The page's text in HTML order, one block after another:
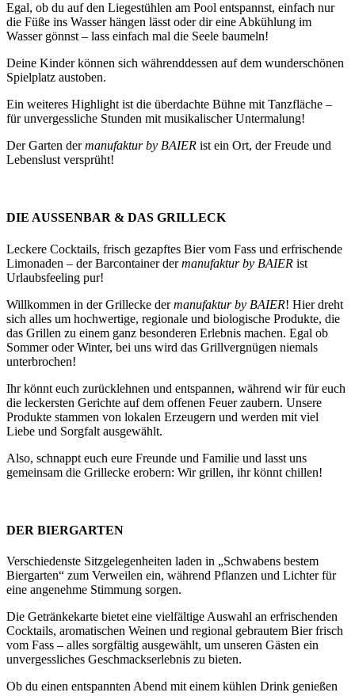
Egal, ob du auf den Liegestühlen am Pool entspannst, einfach nur
die Füße ins Wasser hängen lässt oder dir eine Abkühlung im
Wasser gönnst – lass einfach mal die Seele baumeln!
Deine Kinder können sich währenddessen auf dem wunderschönen
Spielplatz austoben.
Ein weiteres Highlight ist die überdachte Bühne mit Tanzfläche –
für unvergessliche Stunden mit musikalischer Untermalung!
Der Garten dermanufaktur by BAIER ist ein Ort, der Freude und
Lebenslust versprüht!
DIE AUSSENBAR & DAS GRILLECK
Leckere Cocktails, frisch gezapftes Bier vom Fass und erfrischende
Limonaden – der Barcontainer dermanufaktur by BAIER ist
Urlaubsfeeling pur!
Willkommen in der Grillecke dermanufaktur by BAIER! Hier dreht
sich alles um hochwertige, regionale und biologische Produkte, die
das Grillen zu einem ganz besonderen Erlebnis machen. Egal ob
Sommer oder Winter, bei uns wird das Grillvergnügen niemals
unterbrochen!
Ihr könnt euch zurücklehnen und entspannen, während wir für euch
die leckersten Gerichte auf dem offenen Feuer zaubern. Unsere
Produkte stammen von lokalen Erzeugern und werden mit viel
Liebe und Sorgfalt ausgewählt.
Also, schnappt euch eure Freunde und Familie und lasst uns
gemeinsam die Grillecke erobern: Wir grillen, ihr könnt chillen!
DER BIERGARTEN
Verschiedenste Sitzgelegenheiten laden in „Schwabens bestem
Biergarten“ zum Verweilen ein, während Pflanzen und Lichter für
eine angenehme Stimmung sorgen.
Die Getränkekarte bietet eine vielfältige Auswahl an erfrischenden
Cocktails, aromatischen Weinen und regional gebrautem Bier frisch
vom Fass – alles sorgfältig ausgewählt, um unseren Gästen ein
unvergessliches Geschmackserlebnis zu bieten.
Ob du einen entspannten Abend mit einem kühlen Drink genießen